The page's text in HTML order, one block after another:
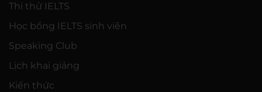
Thi thử IELTS
Học bổng IELTS sinh viên
Speaking Club
Lịch khai giảng
Kiến thức